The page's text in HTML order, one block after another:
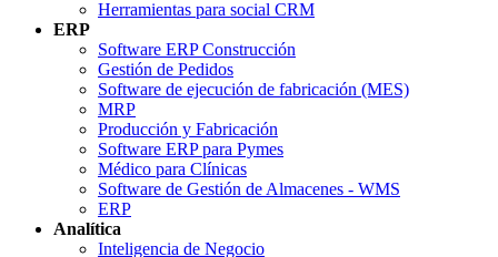
Herramientas para social CRM
ERP
Software ERP Construcción
Gestión de Pedidos
Software de ejecución de fabricación (MES)
MRP
Producción y Fabricación
Software ERP para Pymes
Médico para Clínicas
Software de Gestión de Almacenes - WMS
ERP
Analítica
Inteligencia de Negocio